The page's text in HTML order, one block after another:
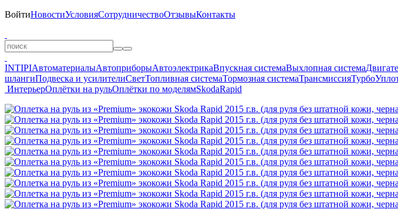
ВойтиНовостиУсловияСотрудничествоОтзывыКонтакты
INTIPIАвтоматериалыАвтоприборыАвтоэлектрикаВпускная системаВыхлопная система
шлангиПодвеска и усилителиСветТопливная системаТормозная системаТрансмиссияТурбо
ИнтерьерОплётки на рульОплётки по моделямSkodaRapid